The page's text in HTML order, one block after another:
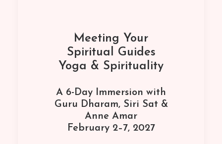
Meeting Your
Spiritual Guides
Yoga & Spirituality
A 6-Day Immersion with
Guru Dharam, Siri Sat &
Anne Amar
February 2–7, 2027